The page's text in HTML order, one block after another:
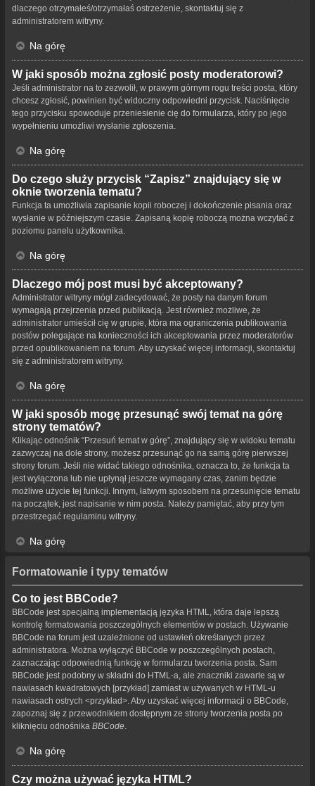
dlaczego otrzymałeś/otrzymałaś ostrzeżenie, skontaktuj się z
administratorem witryny.
Na górę
W jaki sposób można zgłosić posty moderatorowi?
Jeśli administrator na to zezwolił, w prawym górnym rogu treści posta, który
chcesz zgłosić, powinien być widoczny odpowiedni przycisk. Naciśnięcie
tego przycisku spowoduje przeniesienie cię do formularza, który po jego
wypełnieniu umożliwi wysłanie zgłoszenia.
Na górę
Do czego służy przycisk “Zapisz” znajdujący się w
oknie tworzenia tematu?
Funkcja ta umożliwia zapisanie kopii roboczej i dokończenie pisania oraz
wysłanie w późniejszym czasie. Zapisaną kopię roboczą można wczytać z
poziomu panelu użytkownika.
Na górę
Dlaczego mój post musi być akceptowany?
Administrator witryny mógł zadecydować, że posty na danym forum
wymagają przejrzenia przed publikacją. Jest również możliwe, że
administrator umieścił cię w grupie, która ma ograniczenia publikowania
postów polegające na konieczności ich akceptowania przez moderatorów
przed opublikowaniem na forum. Aby uzyskać więcej informacji, skontaktuj
się z administratorem witryny.
Na górę
W jaki sposób mogę przesunąć swój temat na górę
strony tematów?
Klikając odnośnik “Przesuń temat w górę”, znajdujący się w widoku tematu
zazwyczaj na dole strony, możesz przesunąć go na samą górę pierwszej
strony forum. Jeśli nie widać takiego odnośnika, oznacza to, że funkcja ta
jest wyłączona lub nie upłynął jeszcze wymagany czas, zanim będzie
możliwe użycie tej funkcji. Innym, łatwym sposobem na przesunięcie tematu
na początek, jest napisanie w nim posta. Należy pamiętać, aby przy tym
przestrzegać regulaminu witryny.
Na górę
Formatowanie i typy tematów
Co to jest BBCode?
BBCode jest specjalną implementacją języka HTML, która daje lepszą
kontrolę formatowania poszczególnych elementów w postach. Używanie
BBCode na forum jest uzależnione od ustawień określanych przez
administratora. Można wyłączyć BBCode w poszczególnych postach,
zaznaczając odpowiednią funkcję w formularzu tworzenia posta. Sam
BBCode jest podobny w składni do HTML-a, ale znaczniki zawarte są w
nawiasach kwadratowych [przykład] zamiast w używanych w HTML-u
nawiasach ostrych <przykład>. Aby uzyskać więcej informacji o BBCode,
zapoznaj się z przewodnikiem dostępnym ze strony tworzenia posta po
kliknięciu odnośnika BBCode
Na górę
Czy można używać języka HTML?